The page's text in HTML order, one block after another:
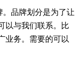
品牌划分是为了让
以与我们联系。比
业务。需要的可以